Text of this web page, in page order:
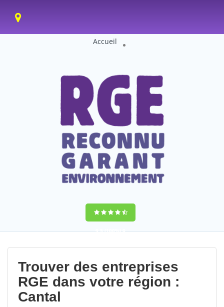
Accueil
9,5(100%) 0
votes
Trouver des entreprises
RGE dans votre région :
Cantal